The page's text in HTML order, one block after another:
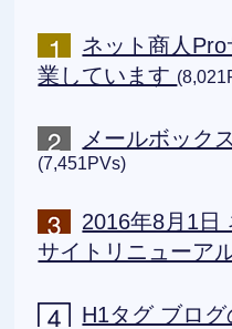
ネット商人
業しています
メールボック
(7,451PVs)
2016年8月1日
サイトリニューア
H1タグ ブロ